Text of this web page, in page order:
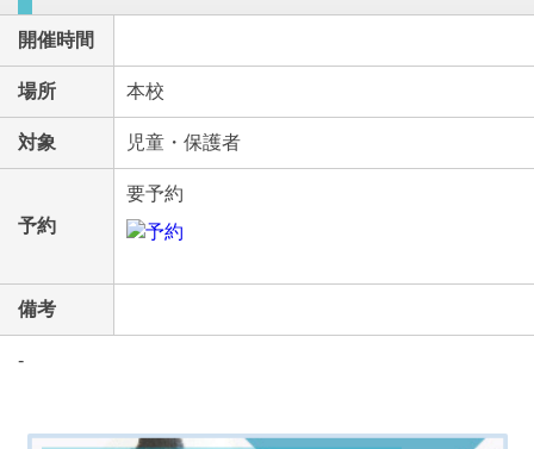
開催時間
場所 本校
対象 児童・保護者
予約
要予約
備考
-